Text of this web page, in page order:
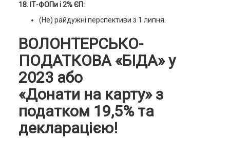
18. ІТ-ФОПи і 2% ЄП:
(Не) райдужні перспективи з 1 липня.
ВОЛОНТЕРСЬКО-
ПОДАТКОВА «БІДА» у
2023 або
«Донати на карту» з
податком 19,5% та
декларацією!